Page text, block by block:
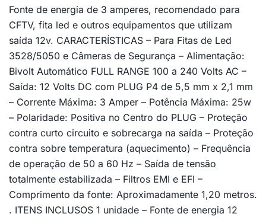
Fonte de energia de 3 amperes, recomendado para
CFTV, fita led e outros equipamentos que utilizam
saída 12v. CARACTERÍSTICAS – Para Fitas de Led
3528/5050 e Câmeras de Segurança – Alimentação:
Bivolt Automático FULL RANGE 100 a 240 Volts AC –
Saída: 12 Volts DC com PLUG P4 de 5,5 mm x 2,1 mm
– Corrente Máxima: 3 Amper – Potência Máxima: 25w
– Polaridade: Positiva no Centro do PLUG – Proteção
contra curto circuito e sobrecarga na saída – Proteção
contra sobre temperatura (aquecimento) – Frequência
de operação de 50 a 60 Hz – Saída de tensão
totalmente estabilizada – Filtros EMI e EFI –
Comprimento da fonte: Aproximadamente 1,20 metros.
. ITENS INCLUSOS 1 unidade – Fonte de energia 12